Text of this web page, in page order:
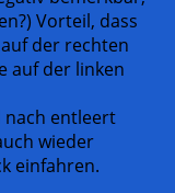
Vorteil, dass
der rechten
auf der linken
nach entleert
wieder
einfahren.